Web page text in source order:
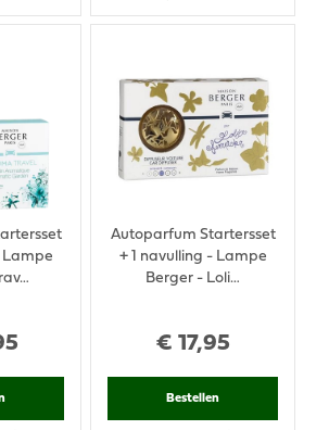
Lampe
€ 17,95
Autoparfum Startersset
+ 1 navulling - Lampe
Berger - Loli…
Bestellen